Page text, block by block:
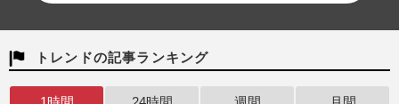
トレンドの記事ランキング